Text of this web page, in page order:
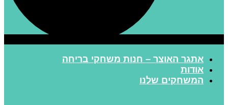
אתגר האוצר – חנות משחקי בריחה
אודות
המשחקים שלנו